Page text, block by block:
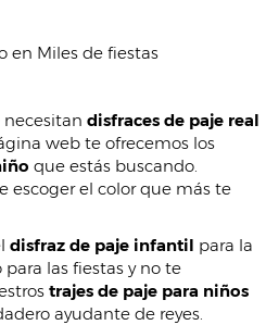
en Miles de fiestas
necesitan disfraces de paje real
web te ofrecemos los
que estás buscando.
escoger el color que más te
disfraz de paje infantil para la
las fiestas y no te
trajes de paje para niños
ayudante de reyes.